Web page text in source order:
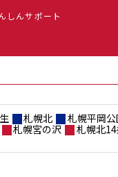
しんサポート
札幌北 札幌平岡公
札幌宮の沢 札幌北